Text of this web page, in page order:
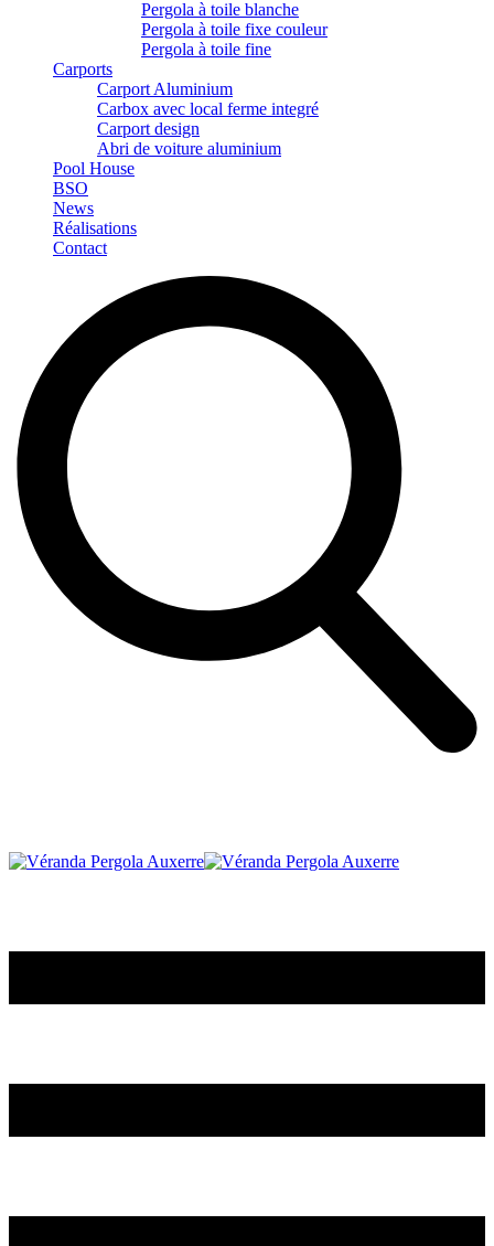
Pergola à toile blanche
Pergola à toile fixe couleur
Pergola à toile fine
Carports
Carport Aluminium
Carbox avec local ferme integré
Carport design
Abri de voiture aluminium
Pool House
BSO
News
Réalisations
Contact